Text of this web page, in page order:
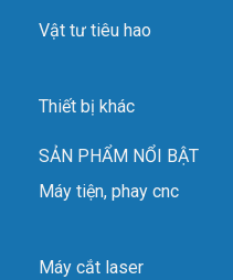
Vật tư tiêu hao
Thiết bị khác
SẢN PHẨM NỔI BẬT
Máy tiện, phay cnc
Máy cắt laser